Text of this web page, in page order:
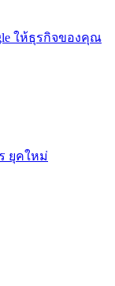
ให้ธุรกิจของคุณ
ยุคใหม่